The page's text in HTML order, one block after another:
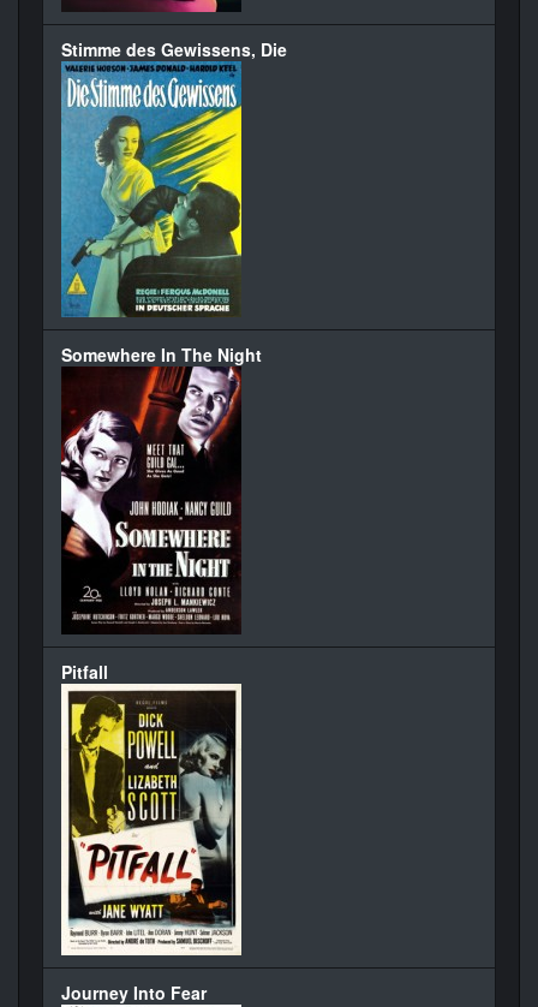
Stimme des Gewissens, Die
Somewhere In The Night
Pitfall
Journey Into Fear